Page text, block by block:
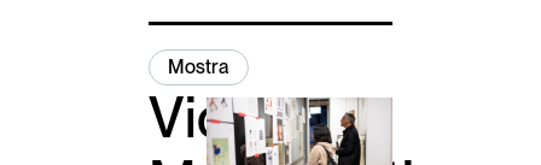
Mostra
Vico